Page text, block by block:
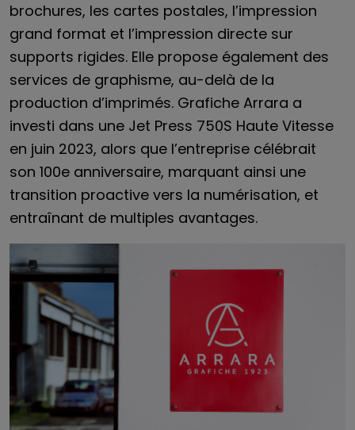
brochures, les cartes postales, l’impression
grand format et l’impression directe sur
supports rigides. Elle propose également des
services de graphisme, au-delà de la
production d’imprimés. Grafiche Arrara a
investi dans une Jet Press 750S Haute Vitesse
en juin 2023, alors que l’entreprise célébrait
son 100e anniversaire, marquant ainsi une
transition proactive vers la numérisation, et
entraînant de multiples avantages.